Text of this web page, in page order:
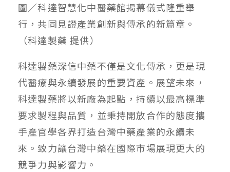
圖／科達智慧化中醫藥館揭幕儀式隆重舉
行，共同見證產業創新與傳承的新篇章。
（科達製藥 提供）
科達製藥深信中藥不僅是文化傳承，更是現
代醫療與永續發展的重要資產。展望未來，
科達製藥將以新廠為起點，持續以最高標準
要求製程與品質，並秉持開放合作的態度攜
手產官學各界打造台灣中藥產業的永續未
來。致力讓台灣中藥在國際市場展現更大的
競爭力與影響力。